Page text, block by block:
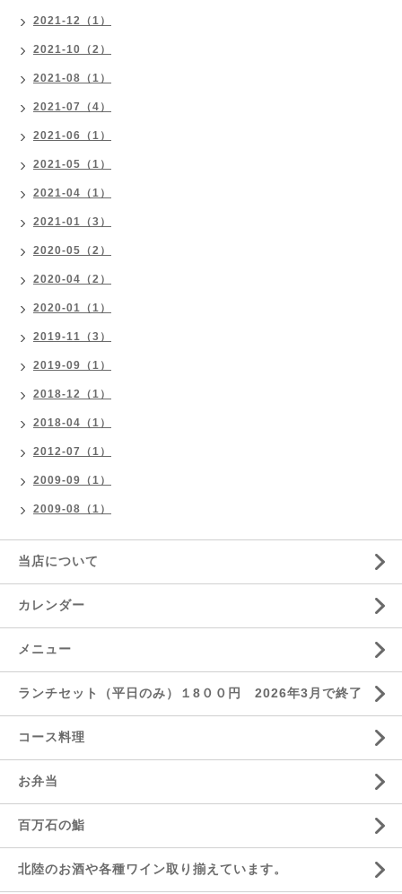
2021-12（1）
2021-10（2）
2021-08（1）
2021-07（4）
2021-06（1）
2021-05（1）
2021-04（1）
2021-01（3）
2020-05（2）
2020-04（2）
2020-01（1）
2019-11（3）
2019-09（1）
2018-12（1）
2018-04（1）
2012-07（1）
2009-09（1）
2009-08（1）
当店について
カレンダー
メニュー
ランチセット（平日のみ）１8００円 2026年3月で終了
コース料理
お弁当
百万石の鮨
北陸のお酒や各種ワイン取り揃えています。